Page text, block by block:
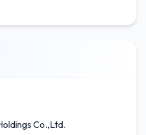
Co.,Ltd.